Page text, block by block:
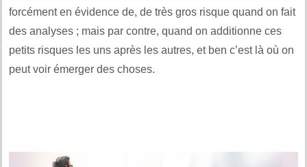
forcément en évidence de, de très gros risque quand on fait
des analyses ; mais par contre, quand on additionne ces
petits risques les uns après les autres, et ben c’est là où on
peut voir émerger des choses.